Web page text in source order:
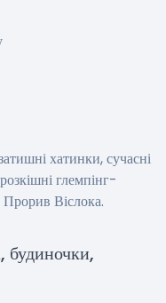
хатинки, сучасні
глемпінг-
Віслока.
будиночки,